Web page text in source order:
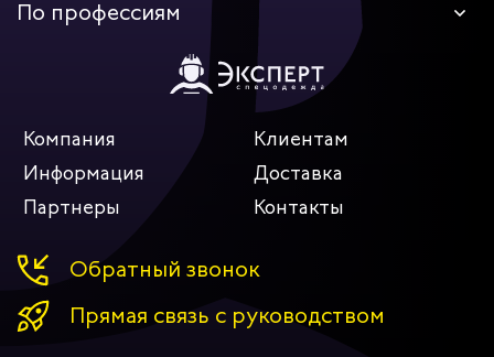
По профессиям
Компания
Клиентам
Информация
Доставка
Партнеры
Контакты
Обратный звонок
Прямая связь с руководством